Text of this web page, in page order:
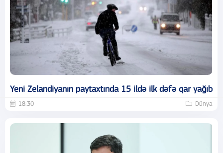
Yeni Zelandiyanın paytaxtında 15 ildə ilk dəfə qar yağıb
18:30 Dünya